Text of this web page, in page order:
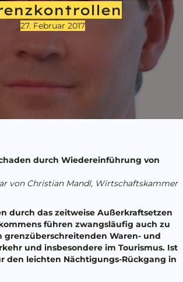
27. Februar 2017
durch Wiedereinführung von
von Christian Mandl, Wirtschaftskammer
durch das zeitweise Außerkraftsetzen
führen zwangsläufig auch zu
grenzüberschreitenden Waren- und
und insbesondere im Tourismus. Ist
den leichten Nächtigungs-Rückgang in